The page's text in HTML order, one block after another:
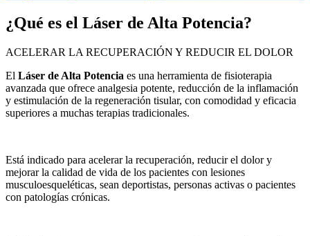
¿Qué es el Láser de Alta Potencia?
ACELERAR LA RECUPERACIÓN Y REDUCIR EL DOLOR
El Láser de Alta Potencia es una herramienta de fisioterapia
avanzada que ofrece analgesia potente, reducción de la inflamación
y estimulación de la regeneración tisular, con comodidad y eficacia
superiores a muchas terapias tradicionales.
Está indicado para acelerar la recuperación, reducir el dolor y
mejorar la calidad de vida de los pacientes con lesiones
musculoesqueléticas, sean deportistas, personas activas o pacientes
con patologías crónicas.